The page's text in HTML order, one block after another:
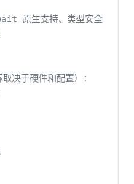
原生支持、类型安全
决于硬件和配置）：